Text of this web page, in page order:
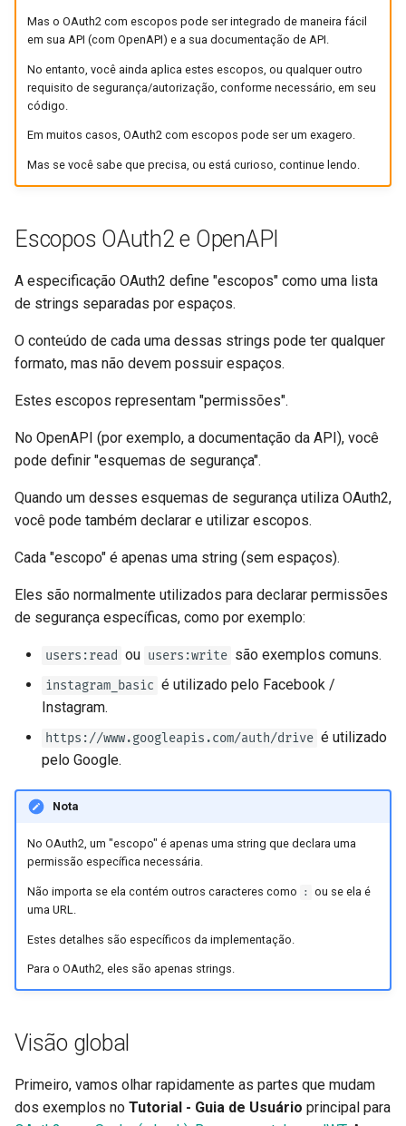
retorno
Modelos Adicionais
Dados do formulário
Arquivos de Requisição
Formulários e Arquivos da
Manipulação de erros
Configuração da Operação de
Rota
JSON
Dependências
Segurança
CORS (Cross-Origin Resource
Sharing)
Bancos de Dados SQL
(Relacionais)
Aplicações Maiores -
Múltiplos Arquivos
Stream de JSON Lines
Eventos Enviados pelo
Servidor (SSE)
Documentação
Security Tools
Encoders - jsonable_encoder
Templating - Jinja2Templates
Mas o OAuth2 com escopos pode ser integrado de maneira fácil
em sua API (com OpenAPI) e a sua documentação de API.
No entanto, você ainda aplica estes escopos, ou qualquer outro
requisito de segurança/autorização, conforme necessário, em seu
código.
Em muitos casos, OAuth2 com escopos pode ser um exagero.
Mas se você sabe que precisa, ou está curioso, continue lendo.
Escopos OAuth2 e OpenAPI
A especificação OAuth2 define "escopos" como uma lista
de strings separadas por espaços.
O conteúdo de cada uma dessas strings pode ter qualquer
formato, mas não devem possuir espaços.
Estes escopos representam "permissões".
No OpenAPI (por exemplo, a documentação da API), você
pode definir "esquemas de segurança".
Quando um desses esquemas de segurança utiliza OAuth2,
você pode também declarar e utilizar escopos.
Cada "escopo" é apenas uma string (sem espaços).
Eles são normalmente utilizados para declarar permissões
de segurança específicas, como por exemplo:
users:read ou users:write são exemplos comuns.
instagram_basic é utilizado pelo Facebook /
Instagram.
https://www.googleapis.com/auth/drive é utilizado
pelo Google.
Nota
No OAuth2, um "escopo" é apenas uma string que declara uma
permissão específica necessária.
Não importa se ela contém outros caracteres como :
ou se ela é
uma URL.
Estes detalhes são específicos da implementação.
Para o OAuth2, eles são apenas strings.
Visão global
Primeiro, vamos olhar rapidamente as partes que mudam
dos exemplos no Tutorial - Guia de Usuário principal para